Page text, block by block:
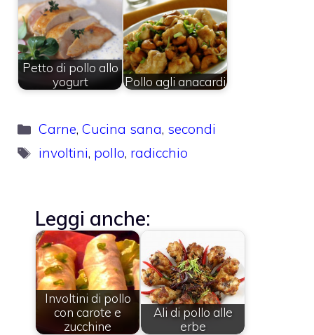
Petto di pollo allo
yogurt
Pollo agli anacardi
Categorie
Carne,Cucina sana, secondi
Tag
involtini, pollo, radicchio
Leggi anche:
Involtini di pollo
con carote e
zucchine
Ali di pollo alle
erbe